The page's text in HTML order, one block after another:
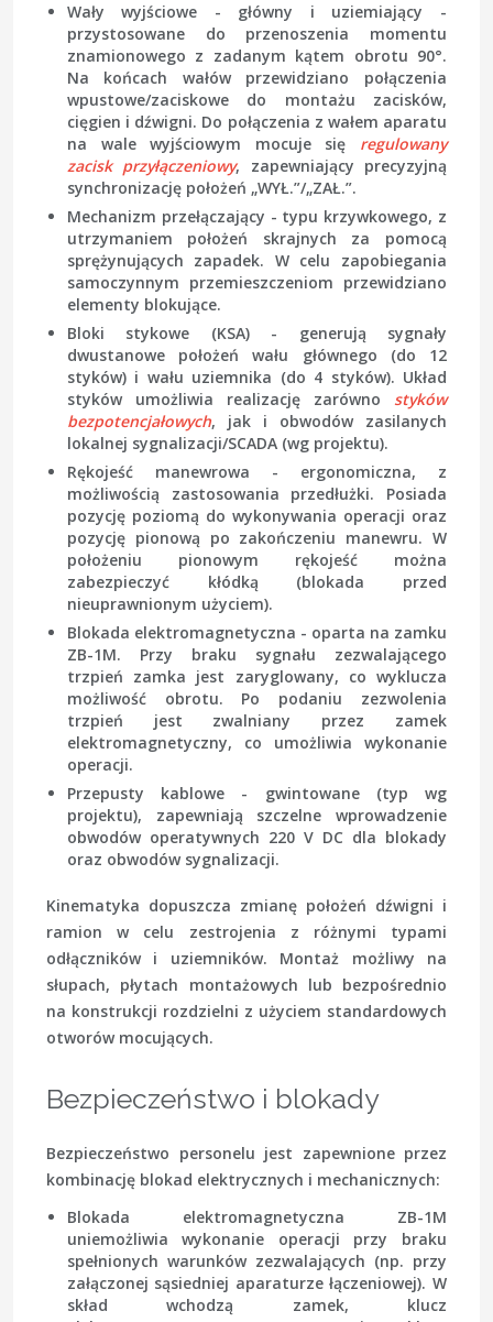
Wały wyjściowe - główny i uziemiający -
przystosowane do przenoszenia momentu
znamionowego z zadanym kątem obrotu 90°.
Na końcach wałów przewidziano połączenia
wpustowe/zaciskowe do montażu zacisków,
cięgien i dźwigni. Do połączenia z wałem aparatu
na wale wyjściowym mocuje się regulowany
zacisk przyłączeniowy, zapewniający precyzyjną
synchronizację położeń „WYŁ.”/„ZAŁ.”.
Mechanizm przełączający - typu krzywkowego, z
utrzymaniem położeń skrajnych za pomocą
sprężynujących zapadek. W celu zapobiegania
samoczynnym przemieszczeniom przewidziano
elementy blokujące.
Bloki stykowe (KSA)- generują sygnały
dwustanowe położeń wału głównego (do 12
styków) i wału uziemnika (do 4 styków). Układ
styków umożliwia realizację zarówno styków
bezpotencjałowych, jak i obwodów zasilanych
lokalnej sygnalizacji/SCADA (wg projektu).
Rękojeść manewrowa - ergonomiczna, z
możliwością zastosowania przedłużki. Posiada
pozycję poziomą do wykonywania operacji oraz
pozycję pionową po zakończeniu manewru. W
położeniu pionowym rękojeść można
zabezpieczyć kłódką (blokada przed
nieuprawnionym użyciem).
Blokada elektromagnetyczna - oparta na zamku
ZB-1M. Przy braku sygnału zezwalającego
trzpień zamka jest zaryglowany, co wyklucza
możliwość obrotu. Po podaniu zezwolenia
trzpień jest zwalniany przez zamek
elektromagnetyczny, co umożliwia wykonanie
operacji.
Przepusty kablowe - gwintowane (typ wg
projektu), zapewniają szczelne wprowadzenie
obwodów operatywnych 220 V DC dla blokady
oraz obwodów sygnalizacji.
Kinematyka dopuszcza zmianę położeń dźwigni i
ramion w celu zestrojenia z różnymi typami
odłączników i uziemników. Montaż możliwy na
słupach, płytach montażowych lub bezpośrednio
na konstrukcji rozdzielni z użyciem standardowych
otworów mocujących.
Bezpieczeństwo i blokady
Bezpieczeństwo personelu jest zapewnione przez
kombinację blokad elektrycznych i mechanicznych:
Blokada elektromagnetyczna ZB-1M
uniemożliwia wykonanie operacji przy braku
spełnionych warunków zezwalających (np. przy
załączonej sąsiedniej aparaturze łączeniowej). W
skład wchodzą zamek, klucz